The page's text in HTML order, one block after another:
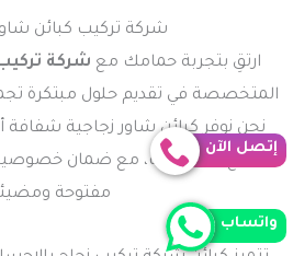
شركة تركيب كبائن
ارتقِ بتجربة حمامك مع شركة
المتخصصة في تقديم حلول مبتكرة
نحن نوفر كبائن شاور زجاجية
جميع الاحتياجات، مع ضمان
مفتوحة
إتصل الآن
واتساب